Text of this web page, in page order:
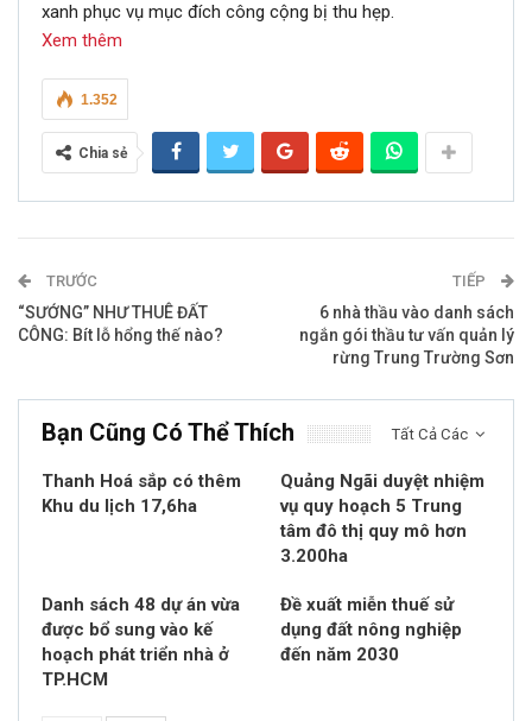
xanh phục vụ mục đích công cộng bị thu hẹp.
Xem thêm
1.352
Chia sẻ
TRƯỚC
“SƯỚNG” NHƯ THUÊ ĐẤT
CÔNG: Bít lỗ hổng thế nào?
TIẾP
6 nhà thầu vào danh sách
ngắn gói thầu tư vấn quản lý
rừng Trung Trường Sơn
Tất Cả Các
Bạn Cũng Có Thể Thích
Thanh Hoá sắp có thêm
Khu du lịch 17,6ha
Quảng Ngãi duyệt nhiệm
vụ quy hoạch 5 Trung
tâm đô thị quy mô hơn
3.200ha
Danh sách 48 dự án vừa
được bổ sung vào kế
hoạch phát triển nhà ở
TP.HCM
Đề xuất miễn thuế sử
dụng đất nông nghiệp
đến năm 2030